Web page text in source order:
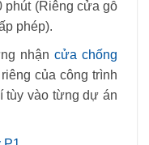
phút (Riêng cửa gỗ
phép).
nhận cửa chống
của công trình
tùy vào từng dự án